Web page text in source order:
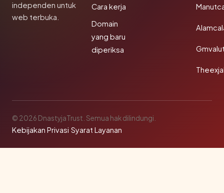
independen untuk
web terbuka.
Cara kerja
Domain
yang baru
diperiksa
© 2026 DnastyjaTrust. Semua hak dilindungi.
Kebijakan Privasi·Syarat Layanan